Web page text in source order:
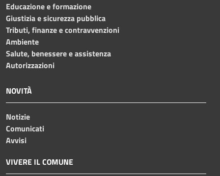
Educazione e formazione
Giustizia e sicurezza pubblica
Tributi, finanze e contravvenzioni
Ambiente
Salute, benessere e assistenza
Autorizzazioni
NOVITÀ
Notizie
Comunicati
Avvisi
VIVERE IL COMUNE